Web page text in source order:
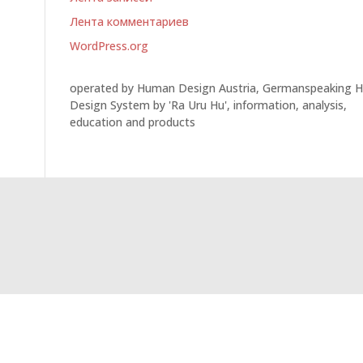
Лента комментариев
WordPress.org
operated by Human Design Austria, Germanspeaking
Design System by 'Ra Uru Hu', information, analysis,
education and products